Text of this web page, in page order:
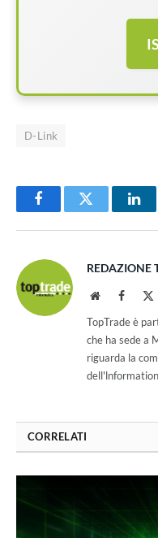
D-Link
FacebookTwitter
REDAZIONE
Website
TopTrade è
che ha sede a
riguarda la
CORRELATI